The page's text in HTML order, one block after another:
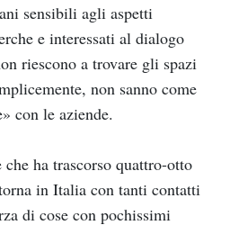
sensibili agli aspetti
e interessati al dialogo
riescono a trovare gli spazi
non sanno come
con le aziende.
ha trascorso quattro-otto
in Italia con tanti contatti
di cose con pochissimi